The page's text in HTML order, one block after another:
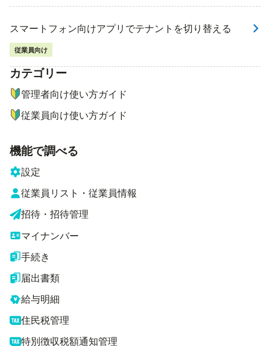
スマートフォン向けアプリでテナントを切り替える
従業員向け
ナビゲーションメニュー
カテゴリー
管理者向け使い方ガイド
従業員向け使い方ガイド
機能で調べる
設定
従業員リスト・従業員情報
招待・招待管理
マイナンバー
手続き
届出書類
給与明細
住民税管理
特別徴収税額通知管理